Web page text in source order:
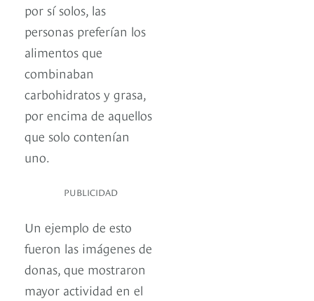
por sí solos, las
personas preferían los
alimentos que
combinaban
carbohidratos y grasa,
por encima de aquellos
que solo contenían
uno.
PUBLICIDAD
Un ejemplo de esto
fueron las imágenes de
donas, que mostraron
mayor actividad en el